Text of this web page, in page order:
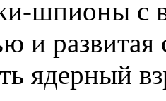
шпионы с
и развитая
ядерный